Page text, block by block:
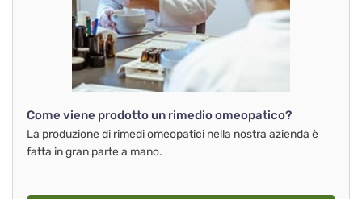
Come viene prodotto un rimedio omeopatico?
La produzione di rimedi omeopatici nella nostra azienda è
fatta in gran parte a mano.